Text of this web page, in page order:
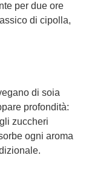
per due ore
di cipolla,
di soia
profondità:
zuccheri
ogni aroma